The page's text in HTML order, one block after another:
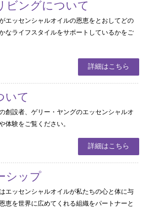
ビングについて
エッセンシャルオイルの恩恵をとおしてどの
なライフスタイルをサポートしているかをご
詳細はこちら
いて
創設者、ゲリー・ヤングのエッセンシャルオ
体験をご覧ください。
詳細はこちら
シップ
エッセンシャルオイルが私たちの心と体に与
恵を世界に広めてくれる組織をパートナーと